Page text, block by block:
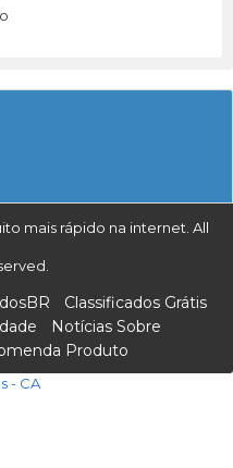
mais rápido na internet. All
Classificados Grátis
Notícias Sobre
Produto
- CA